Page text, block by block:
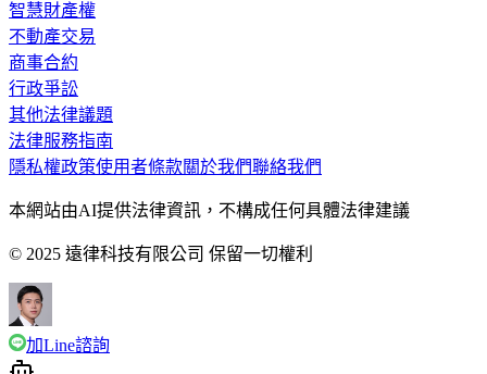
智慧財產權
不動產交易
商事合約
行政爭訟
其他法律議題
法律服務指南
隱私權政策使用者條款關於我們聯絡我們
本網站由AI提供法律資訊，不構成任何具體法律建議
© 2025 遠律科技有限公司 保留一切權利
加Line諮詢